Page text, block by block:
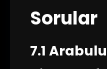
Sorular
7.1